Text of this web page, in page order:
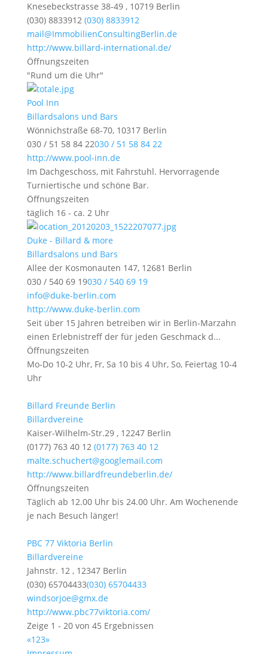
Knesebeckstrasse 38-49 , 10719 Berlin
(030) 8833912 (030) 8833912
mail@ImmobilienConsultingBerlin.de
http://www.billard-international.de/
Öffnungszeiten
"Rund um die Uhr"
Pool Inn
Billardsalons und Bars
Wönnichstraße 68-70, 10317 Berlin
030 / 51 58 84 22030 / 51 58 84 22
http://www.pool-inn.de
Im Dachgeschoss, mit Fahrstuhl. Hervorragende
Turniertische und schöne Bar.
Öffnungszeiten
täglich 16 - ca. 2 Uhr
Duke - Billard & more
Billardsalons und Bars
Allee der Kosmonauten 147, 12681 Berlin
030 / 540 69 19030 / 540 69 19
info@duke-berlin.com
http://www.duke-berlin.com
Seit über 15 Jahren betreiben wir in Berlin-Marzahn
einen Erlebnistreff der für jeden Geschmack d...
Öffnungszeiten
Mo-Do 10-2 Uhr, Fr, Sa 10 bis 4 Uhr, So, Feiertag 10-4
Uhr
Billard Freunde Berlin
Billardvereine
Kaiser-Wilhelm-Str.29 , 12247 Berlin
(0177) 763 40 12 (0177) 763 40 12
malte.schuchert@googlemail.com
http://www.billardfreundeberlin.de/
Öffnungszeiten
Täglich ab 12.00 Uhr bis 24.00 Uhr. Am Wochenende
je nach Besuch länger!
PBC 77 Viktoria Berlin
Billardvereine
Jahnstr. 12 , 12347 Berlin
(030) 65704433(030) 65704433
windsorjoe@gmx.de
http://www.pbc77viktoria.com/
Zeige 1 - 20 von 45 Ergebnissen
«123»